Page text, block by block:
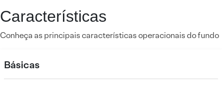
Características
Conheça as principais características operacionais do fundo
Básicas